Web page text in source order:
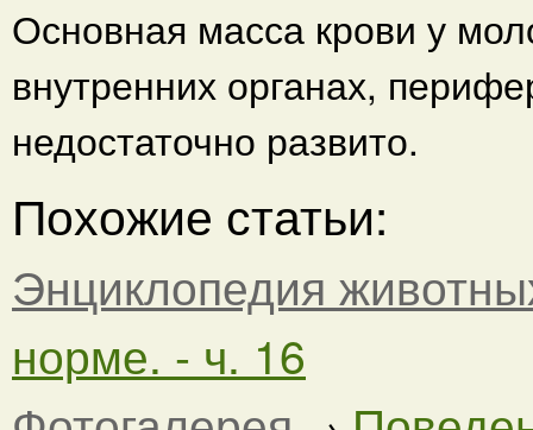
Основная масса крови у
внутренних органах,
недостаточно развито.
Похожие статьи:
Энциклопедия
норме. - ч. 16